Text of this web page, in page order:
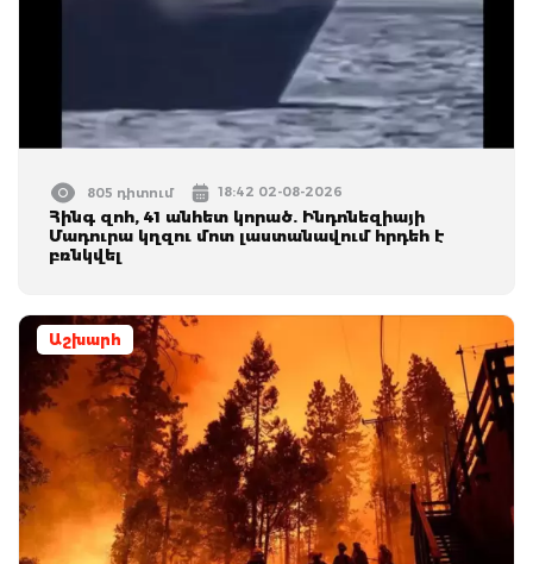
805 դիտում 18:42 02-08-2026
Հինգ զոհ, 41 անհետ կորած. Ինդոնեզիայի
Մադուրա կղզու մոտ լաստանավում հրդեհ է
բռնկվել
Աշխարհ